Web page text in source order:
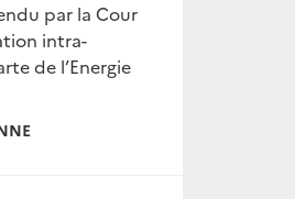
par la Cour
intra-
de l’Energie